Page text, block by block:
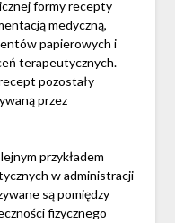
formy recepty
medyczną,
papierowych i
terapeutycznych.
pozostały
przez
przykładem
w administracji
są pomiędzy
fizycznego